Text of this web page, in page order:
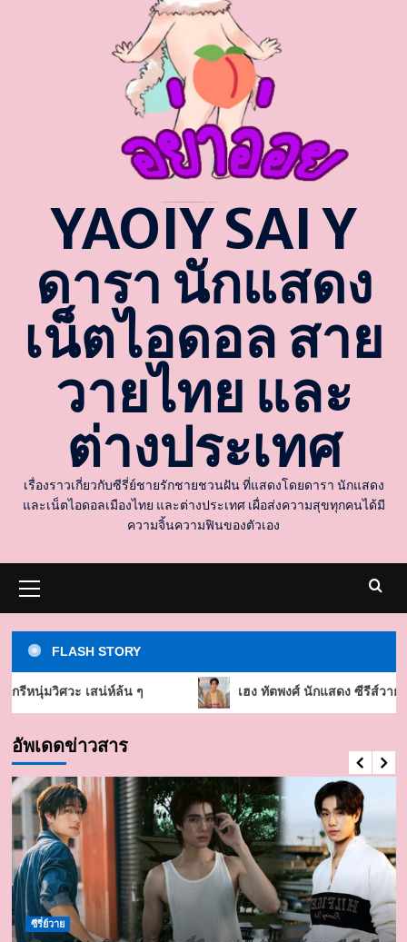
YAOIY SAI Y
ดารา นักแสดง
เน็ตไอดอล สาย
วายไทย และ
ต่างประเทศ
เรื่องราวเกี่ยวกับซีรี่ย์ชายรักชายชวนฝัน ที่แสดงโดยดารา นักแสดง
และเน็ตไอดอลเมืองไทย และต่างประเทศ เผื่อส่งความสุขทุกคนได้มี
ความจิ้นความฟินของตัวเอง
Menu
FLASH STORY
ล้น ๆ เฮง ทัตพงศ์ นักแสดง ซีรีส์วาย คนดัง ผลงาน น่าติด
อัพเดดข่าวสาร
ซีรี่ย์วาย